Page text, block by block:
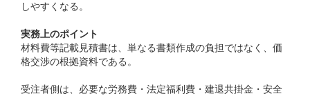
しやすくなる。
実務上のポイント
材料費等記載見積書は、単なる書類作成の負担ではなく、価
格交渉の根拠資料である。
受注者側は、必要な労務費・法定福利費・建退共掛金・安全